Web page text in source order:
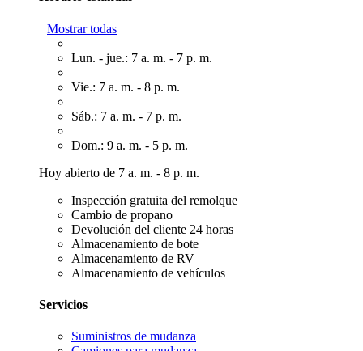
Mostrar todas
Lun. - jue.: 7 a. m. - 7 p. m.
Vie.: 7 a. m. - 8 p. m.
Sáb.: 7 a. m. - 7 p. m.
Dom.: 9 a. m. - 5 p. m.
Hoy abierto de 7 a. m. - 8 p. m.
Inspección gratuita del remolque
Cambio de propano
Devolución del cliente 24 horas
Almacenamiento de bote
Almacenamiento de RV
Almacenamiento de vehículos
Servicios
Suministros de mudanza